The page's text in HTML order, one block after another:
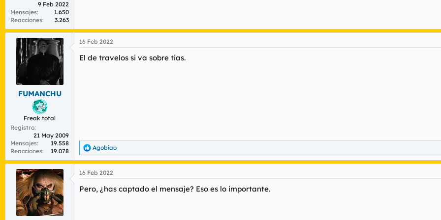
9 Feb 2022
Mensajes
1.650
Reacciones
3.263
FUMANCHU
Freak total
Registro
21 May 2009
Mensajes
19.558
Reacciones
19.078
16 Feb 2022
El de travelos si va sobre tias.
R
e
a
c
i
Agobiao
16 Feb 2022
Pero, ¿has captado el mensaje? Eso es lo importante.